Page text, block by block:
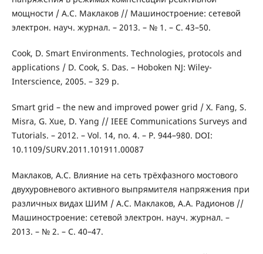
мощности / А.С. Маклаков // Машиностроение: сетевой
электрон. науч. журнал. – 2013. – № 1. – С. 43–50.
Cook, D. Smart Environments. Technologies, protocols and
applications / D. Cook, S. Das. – Hoboken NJ: Wiley-
Interscience, 2005. – 329 p.
Smart grid – the new and improved power grid / X. Fang, S.
Misra, G. Xue, D. Yang // IEEE Communications Surveys and
Tutorials. – 2012. – Vol. 14, no. 4. – P. 944–980. DOI:
10.1109/SURV.2011.101911.00087
Маклаков, А.С. Влияние на сеть трёхфазного мостового
двухуровневого активного выпрямителя напряжения при
различных видах ШИМ / А.С. Маклаков, А.А. Радионов //
Машиностроение: сетевой электрон. науч. журнал. –
2013. – № 2. – С. 40–47.